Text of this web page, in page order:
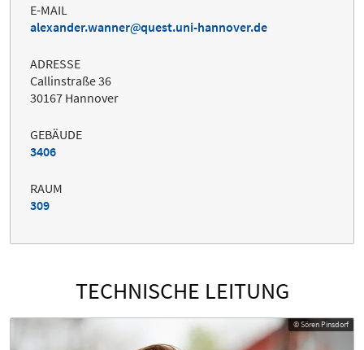
E-MAIL
alexander.wanner
quest.uni-hannover.de
ADRESSE
Callinstraße 36
30167 Hannover
GEBÄUDE
3406
RAUM
309
TECHNISCHE LEITUNG
© Sören Pinsdorf